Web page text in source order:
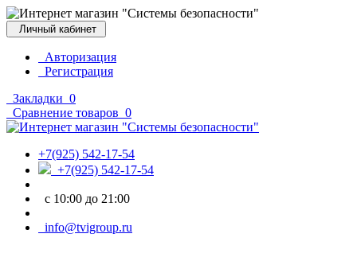
Личный кабинет
Авторизация
Регистрация
Закладки 0
Сравнение товаров 0
+7(925) 542-17-54
+7(925) 542-17-54
с 10:00 до 21:00
info@tvigroup.ru